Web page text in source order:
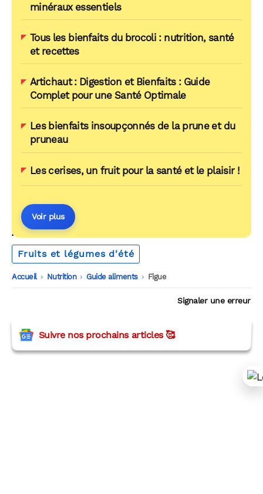
minéraux essentiels
Tous les bienfaits du brocoli : nutrition, santé
et recettes
Artichaut : Digestion et Bienfaits : Guide
Complet pour une Santé Optimale
Les bienfaits insoupçonnés de la prune et du
pruneau
Les cerises, un fruit pour la santé et le plaisir !
Voir plus
AUTOUR DU MÊME THÈME
Fruits et légumes d'été
Accueil -
Nutrition -
Guide aliments -
Figue
Signaler une erreur
Suivre nos prochains articles 🥰